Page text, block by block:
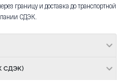
границу и доставка до транспортной
СДЭК.
СДЭК)